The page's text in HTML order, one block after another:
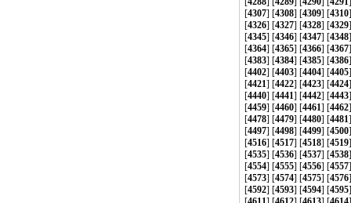
[4307] [4308] [4309] [4310
[4326] [4327] [4328] [4329
[4345] [4346] [4347] [4348
[4364] [4365] [4366] [4367
[4383] [4384] [4385] [4386
[4402] [4403] [4404] [4405
[4421] [4422] [4423] [4424
[4440] [4441] [4442] [4443
[4459] [4460] [4461] [4462
[4478] [4479] [4480] [4481
[4497] [4498] [4499] [4500
[4516] [4517] [4518] [4519
[4535] [4536] [4537] [4538
[4554] [4555] [4556] [4557
[4573] [4574] [4575] [4576
[4592] [4593] [4594] [4595